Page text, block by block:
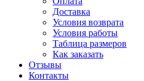
Доставка
Условия возврата
Условия работы
Таблица размеров
Как заказать
Отзывы
Контакты